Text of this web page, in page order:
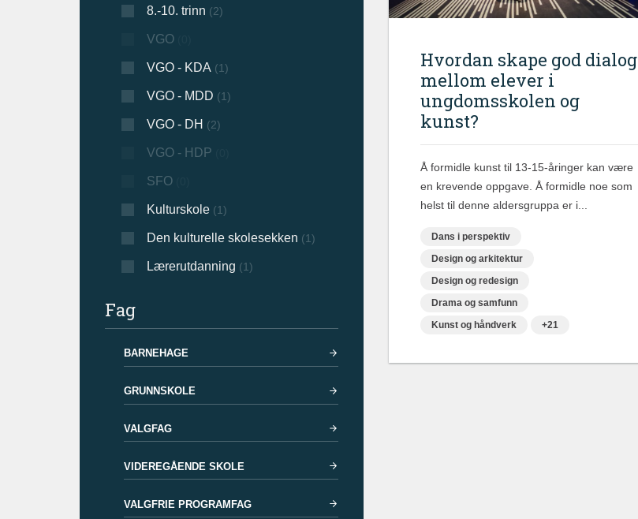
8.-10. trinn (2)
VGO(0)
VGO - KDA (1)
VGO - MDD (1)
VGO - DH (2)
VGO - HDP
SFO(0)
Kulturskole(1)
Den kulturelle skolesekken (1)
Lærerutdanning (1)
Fag
BARNEHAGE
GRUNNSKOLE
VALGFAG
VIDEREGÅENDE SKOLE
VALGFRIE PROGRAMFAG
Hvordan skape god dialog
mellom elever i
ungdomsskolen og
kunst?
Å formidle kunst til 13-15-åringer kan være
en krevende oppgave. Å formidle noe som
helst til denne aldersgruppa er i...
Dans i perspektiv
Design og arkitektur
Design og redesign
Drama og samfunn
Kunst og håndverk
+21